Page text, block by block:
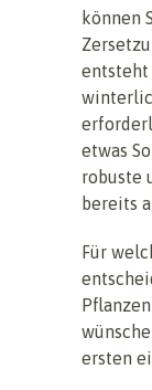
können
entsteht
etwas
robuste
bereits
Für
ersten